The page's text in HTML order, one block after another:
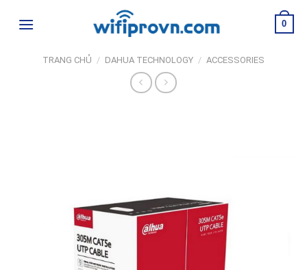
0
TRANG CHỦ / DAHUA TECHNOLOGY / ACCESSORIES